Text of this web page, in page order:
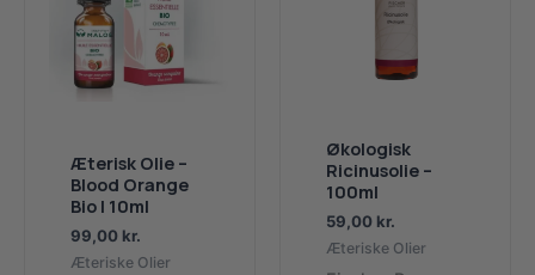
Æterisk Olie –
Blood Orange
Bio | 10ml
99,00 kr.
Æteriske Olier
Økologisk
Ricinusolie –
100ml
59,00 kr.
Æteriske Olier